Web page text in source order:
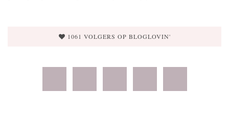
1061 VOLGERS OP BLOGLOVIN'